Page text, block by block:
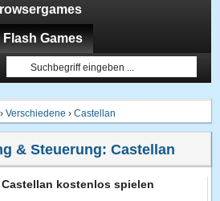
Flash Games
›Verschiedene ›Castellan
& Steuerung:Castellan
Castellan kostenlos spielen